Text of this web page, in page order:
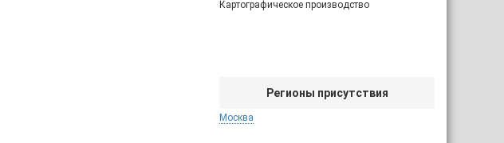
Картографическое производство
Регионы присутствия
Москва